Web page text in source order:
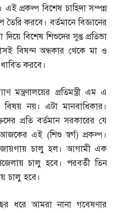
এই প্রকল্প বিশেষ চাহিদা সম্পন্ন
তৈরি করবে। বর্তমানে বিজ্ঞানের
দিয়ে বিশেষ শিশুদের সুপ্ত প্রতিভা
বিষণ্ন অন্ধকার থেকে মা ও
করবে।
মন্ত্রণালয়ের প্রতিমন্ত্রী এম এ
বিষয় নয়। এটা মানবাধিকার।
প্রতি বর্তমান সরকারের যে
আজকের এই (শিশু স্বর্গ) প্রকল্প।
চালু হল। আগামী এক
চালু হবে। পরবর্তী তিন
চালু হবে।
ধরে আমরা নানা গবেষণার